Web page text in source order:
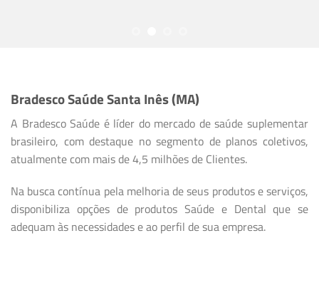
Bradesco Saúde Santa Inês (MA)
A Bradesco Saúde é líder do mercado de saúde suplementar
brasileiro, com destaque no segmento de planos coletivos,
atualmente com mais de 4,5 milhões de Clientes.
Na busca contínua pela melhoria de seus produtos e serviços,
disponibiliza opções de produtos Saúde e Dental que se
adequam às necessidades e ao perfil de sua empresa.